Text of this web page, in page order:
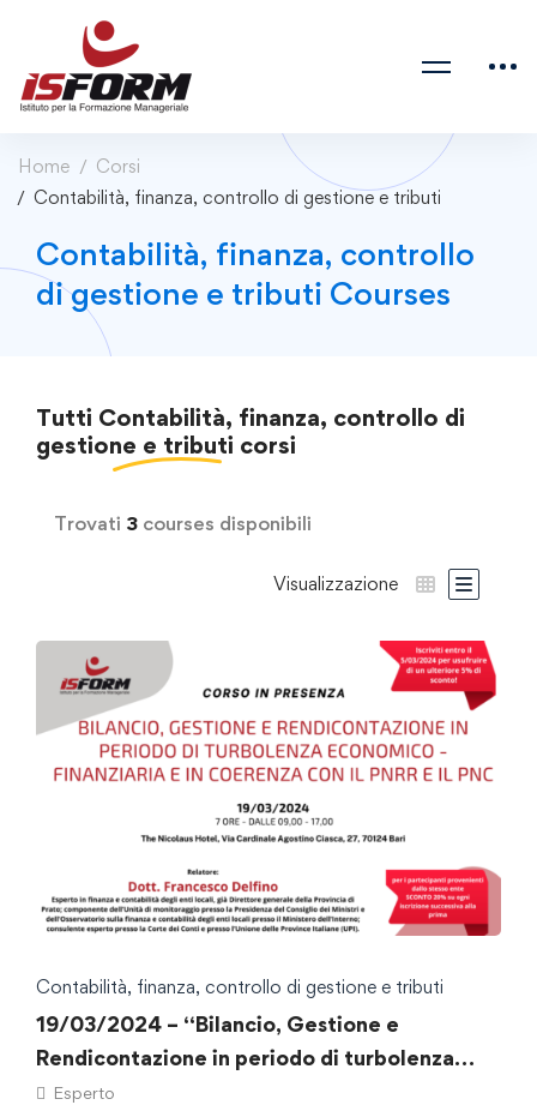
Home
Corsi
Contabilità, finanza, controllo di gestione e tributi
Contabilità, finanza, controllo
di gestione e tributi Courses
Tutti Contabilità, finanza, controllo di
gestione e tributi corsi
Trovati 3 courses disponibili
Visualizzazione
Contabilità, finanza, controllo di gestione e tributi
19/03/2024 – “Bilancio, Gestione e
Rendicontazione in periodo di turbolenza
economico – finanziaria e in coerenza con il
Esperto